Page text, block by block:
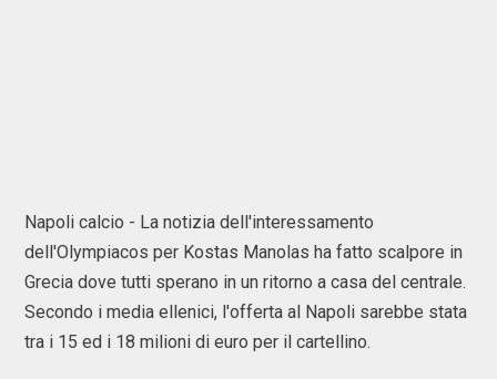
Napoli calcio - La notizia dell'interessamento
dell'Olympiacos per Kostas Manolas ha fatto scalpore in
Grecia dove tutti sperano in un ritorno a casa del centrale.
Secondo i media ellenici, l'offerta al Napoli sarebbe stata
tra i 15 ed i 18 milioni di euro per il cartellino.